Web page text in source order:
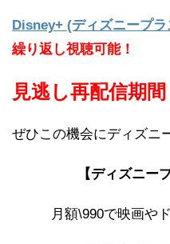
Disney+ (ディズニープラ
繰り返し視聴可能！
見逃し再配信期
ぜひこの機会にディズニ
【ディズニー
月額\990で映画や